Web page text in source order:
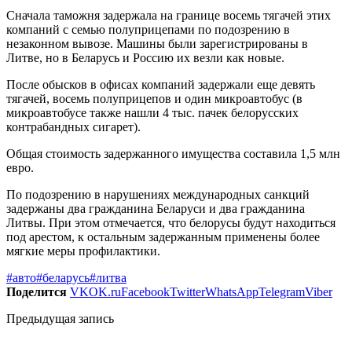
Сначала таможня задержала на границе восемь тягачей этих
компаний с семью полуприцепами по подозрению в
незаконном вывозе. Машины были зарегистрированы в
Литве, но в Беларусь и Россию их везли как новые.
После обысков в офисах компаний задержали еще девять
тягачей, восемь полуприцепов и один микроавтобус (в
микроавтобусе также нашли 4 тыс. пачек белорусских
контрабандных сигарет).
Общая стоимость задержанного имущества составила 1,5 млн
евро.
По подозрению в нарушениях международных санкций
задержаны два гражданина Беларуси и два гражданина
Литвы. При этом отмечается, что белорусы будут находиться
под арестом, к остальным задержанным применены более
мягкие меры профилактики.
#авто#беларусь#литва
Поделится VKOK.ruFacebookTwitterWhatsAppTelegramViber
Предыдущая запись